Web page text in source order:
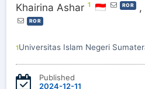
Khairina Ashar 1 ROR ,
ROR
1Universitas Islam Negeri
Published
2024-12-11